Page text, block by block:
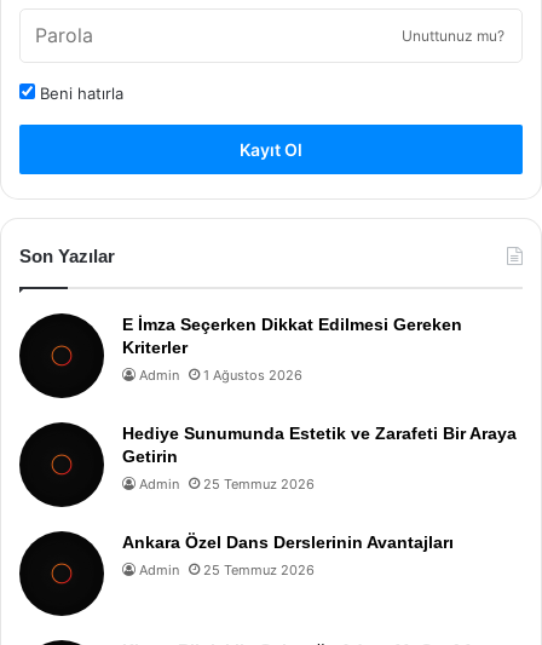
Unuttunuz mu?
Beni hatırla
Kayıt Ol
Son Yazılar
E İmza Seçerken Dikkat Edilmesi Gereken
Kriterler
Admin 1 Ağustos 2026
Hediye Sunumunda Estetik ve Zarafeti Bir Araya
Getirin
Admin 25 Temmuz 2026
Ankara Özel Dans Derslerinin Avantajları
Admin 25 Temmuz 2026